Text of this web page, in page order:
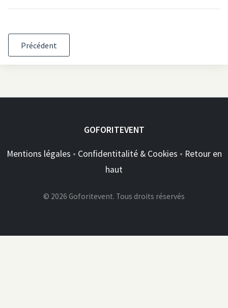
Précédent
GOFORITEVENT
Mentions légales • Confidentitalité & Cookies • Retour en
haut
© 2026 Goforitevent. Tous droits réservés